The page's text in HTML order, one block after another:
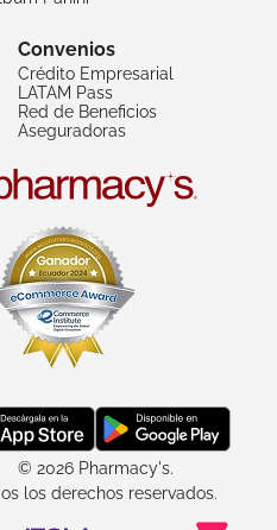
Convenios
Crédito Empresarial
LATAM Pass
Red de Beneficios
Aseguradoras
© 2026 Pharmacy's.
los derechos reservados.